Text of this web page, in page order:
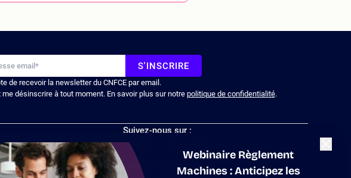
S'INSCRIRE
de recevoir la newsletter du CNFCE par email.
me désinscrire à tout moment. En savoir plus sur notre politique de confidentialité.
Suivez-nous sur :
Formations pour les entreprises
Webinaire Règlement
Machines : Anticipez les